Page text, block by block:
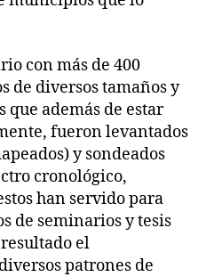
con más de 400
de diversos tamaños y
que además de estar
fueron levantados
y sondeados
cronológico,
han servido para
de seminarios y tesis
el
patrones de